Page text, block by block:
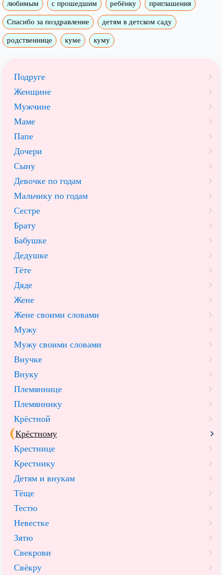
любимым с прошедшим ребёнку приглашения
Спасибо за поздравление детям в детском саду
родственнице куме куму
Подруге
Женщине
Мужчине
Маме
Папе
Дочери
Сыну
Девочке по годам
Мальчику по годам
Сестре
Брату
Бабушке
Дедушке
Тёте
Дяде
Жене
Жене своими словами
Мужу
Мужу своими словами
Внучке
Внуку
Племяннице
Племяннику
Крёстной
Крёстному
Крестнице
Крестнику
Детям и внукам
Тёще
Тестю
Невестке
Зятю
Свекрови
Свёкру